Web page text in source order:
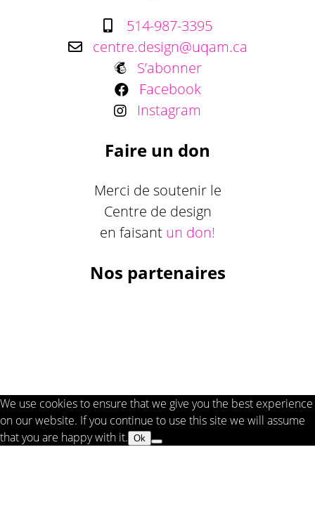
514-987-3395
centre.design@uqam.ca
S’abonner
Facebook
Instagram
Faire un don
Merci de soutenir le
Centre de design
en faisant un don!
Nos partenaires
We use cookies to ensure that we give you the best experience
on our website. If you continue to use this site we will assume
that you are happy with it. Ok